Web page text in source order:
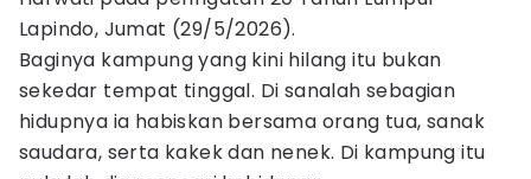
Lapindo, Jumat (29/5/2026).
Baginya kampung yang kini hilang itu bukan
sekedar tempat tinggal. Di sanalah sebagian
hidupnya ia habiskan bersama orang tua, sanak
saudara, serta kakek dan nenek. Di kampung itu